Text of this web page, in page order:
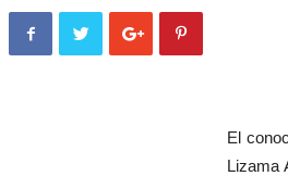
El
Lizama